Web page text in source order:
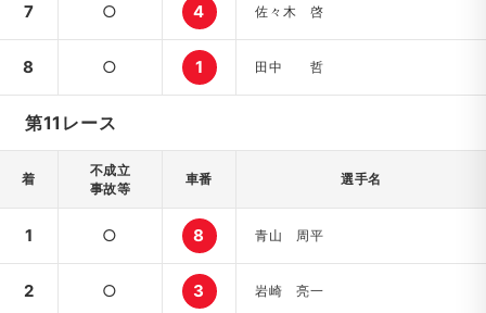
7 ○ 4 佐々木 啓
8 ○ 1 田中 哲
第11レース
着
不成立
事故等
車番 選手名
1 ○ 8 青山 周平
2 ○ 3 岩崎 亮一